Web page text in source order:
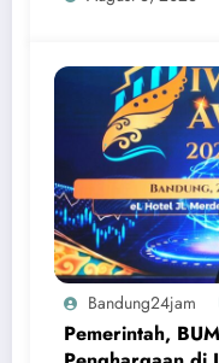
Bandung24jam
Pemerintah,